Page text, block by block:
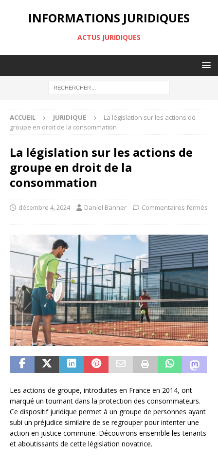
INFORMATIONS JURIDIQUES
ACTUS JURIDIQUES
ACCUEIL JURIDIQUE
La législation sur les actions de
groupe en droit de la consommation
La législation sur les actions de
groupe en droit de la
consommation
décembre 4, 2024 Daniel Banner Commentaires fermés
Les actions de groupe, introduites en France en 2014, ont
marqué un tournant dans la protection des consommateurs.
Ce dispositif juridique permet à un groupe de personnes ayant
subi un préjudice similaire de se regrouper pour intenter une
action en justice commune. Découvrons ensemble les tenants
et aboutissants de cette législation novatrice.